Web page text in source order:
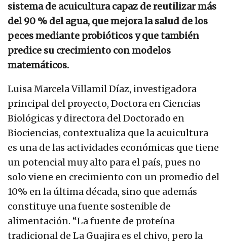
sistema de acuicultura capaz de reutilizar más
del 90 % del agua, que mejora la salud de los
peces mediante probióticos y que también
predice su crecimiento con modelos
matemáticos.
Luisa Marcela Villamil Díaz, investigadora
principal del proyecto, Doctora en Ciencias
Biológicas y directora del Doctorado en
Biociencias, contextualiza que la acuicultura
es una de las actividades económicas que tiene
un potencial muy alto para el país, pues no
solo viene en crecimiento con un promedio del
10% en la última década, sino que además
constituye una fuente sostenible de
alimentación. “La fuente de proteína
tradicional de La Guajira es el chivo, pero la